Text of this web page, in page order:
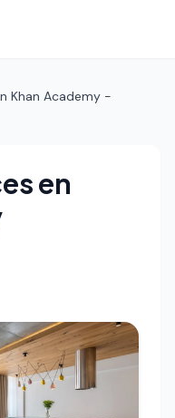
Khan Academy -
en